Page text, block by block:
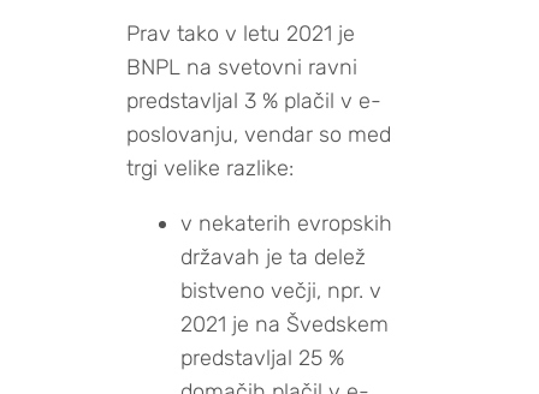
Prav tako v letu 2021 je
BNPL na svetovni ravni
predstavljal 3 % plačil v e-
poslovanju, vendar so med
trgi velike razlike:
v nekaterih evropskih
državah je ta delež
bistveno večji, npr. v
2021 je na Švedskem
predstavljal 25 %